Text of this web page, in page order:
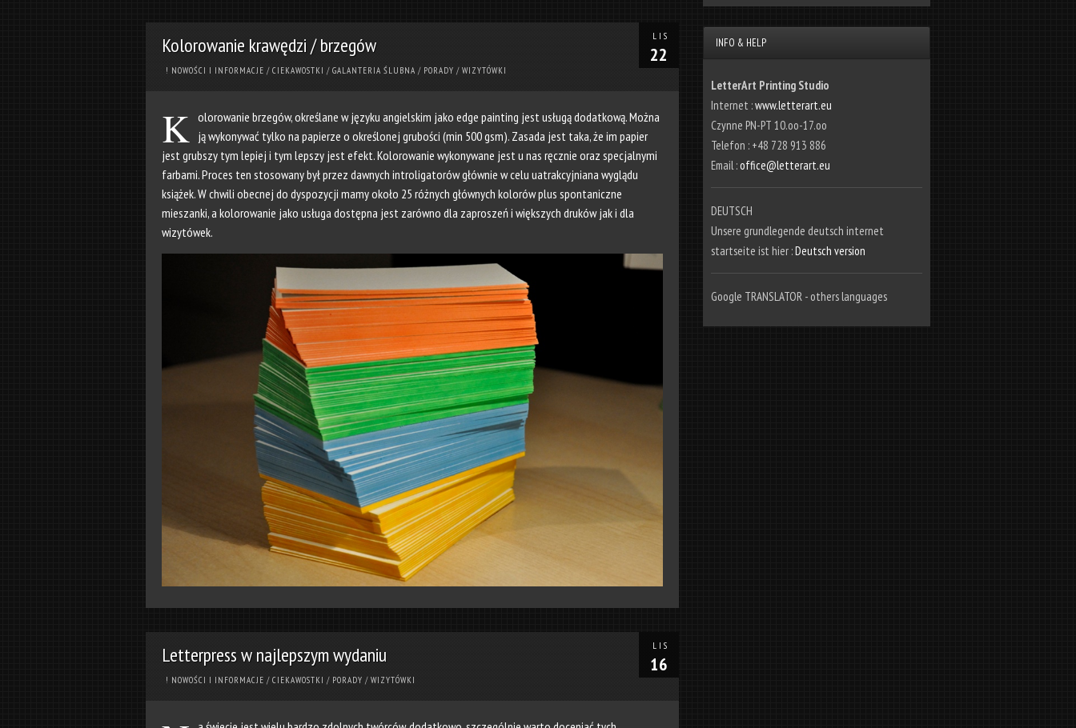
LIS
22
Kolorowanie krawędzi / brzegów
! NOWOŚCI I INFORMACJE / CIEKAWOSTKI / GALANTERIA ŚLUBNA / PORADY / WIZYTÓWKI
K olorowanie brzegów, określane w języku angielskim jako edge painting jest usługą dodatkową. Można
ją wykonywać tylko na papierze o określonej grubości (min 500 gsm). Zasada jest taka, że im papier
jest grubszy tym lepiej i tym lepszy jest efekt. Kolorowanie wykonywane jest u nas ręcznie oraz specjalnymi
farbami. Proces ten stosowany był przez dawnych introligatorów głównie w celu uatrakcyjniana wyglądu
książek. W chwili obecnej do dyspozycji mamy około 25 różnych głównych kolorów plus spontaniczne
mieszanki, a kolorowanie jako usługa dostępna jest zarówno dla zaproszeń i większych druków jak i dla
wizytówek.
LIS
16
Letterpress w najlepszym wydaniu
! NOWOŚCI I INFORMACJE / CIEKAWOSTKI / PORADY / WIZYTÓWKI
INFO & HELP
LetterArt Printing Studio
Internet :www.letterart.eu
Czynne PN-PT 10.oo-17.oo
Telefon : +48 728 913 886
Email :office@letterart.eu
DEUTSCH
Unsere grundlegende deutsch internet
startseite ist hier :Deutsch version
Google TRANSLATOR - others languages